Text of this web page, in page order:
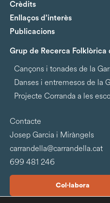
Crèdits
Enllaços d’interès
Publicacions
Grup de Recerca Folklòrica
Cançons i tonades de la
Danses i entremesos de la
Projecte Corranda a les
Contacte
Josep Garcia i Miràngels
carrandella@carrandella.cat
699 481 246
Col·labora